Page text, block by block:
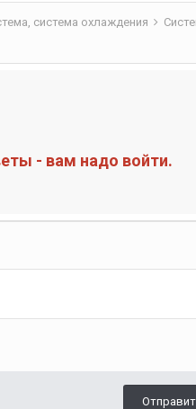
система охлаждения
- вам надо войти.